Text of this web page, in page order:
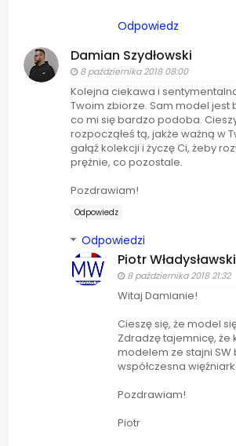
Odpowiedz
Damian Szydłowski
8 października 2018 08:00
Kolejna ciekawa i
Twoim zbiorze. Sam model jest
co mi się bardzo podoba.
rozpocząłeś tą, jakże ważną w
gałąź kolekcji i życzę Ci, żeby
prężnie, co pozostale.
Pozdrawiam!
Odpowiedz
Odpowiedzi
Piotr Władysławski
8 października 2018 21:32
Witaj Damianie!
Cieszę się, że model
Zdradzę tajemnicę, że
modelem ze stajni SW
współczesna
Pozdrawiam!
Piotr